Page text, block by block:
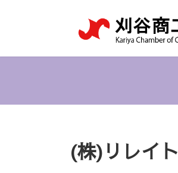
ツ
キ
シ
に
(株)リレイト